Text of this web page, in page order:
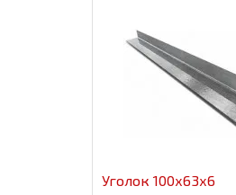
Уголок 100x63x6